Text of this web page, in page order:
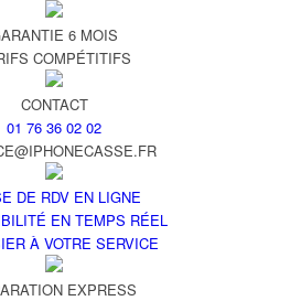
6 MOIS
COMPÉTITIFS
CONTACT
01 76 36 02 02
DE RDV EN LIGNE
EN TEMPS RÉEL
À VOTRE SERVICE
EXPRESS